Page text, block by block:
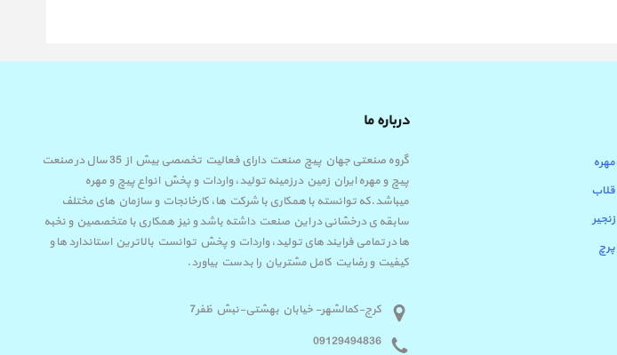
مهره
قلاب
زنجیر
پرچ
درباره ما
گروه صنعتی جهان پیچ صنعت دارای فعالیت تخصصی بیش از 35 سال در صنعت
پیچ و مهره ایران زمین درزمینه تولید، واردات و پخش انواع پیچ و مهره
میباشد.که توانسته با همکاری با شرکت ها، کارخانجات و سازمان های مختلف
سابقه ی درخشانی در این صنعت داشته باشد و نیز همکاری با متخصصین و نخبه
ها در تمامی فرایند های تولید، واردات و پخش توانست بالاترین استاندارد ها و
کیفیت و رضایت کامل مشتریان را بدست بیاورد.
کرج-کمالشهر- خیابان بهشتی-نبش ظفر7
09129494836